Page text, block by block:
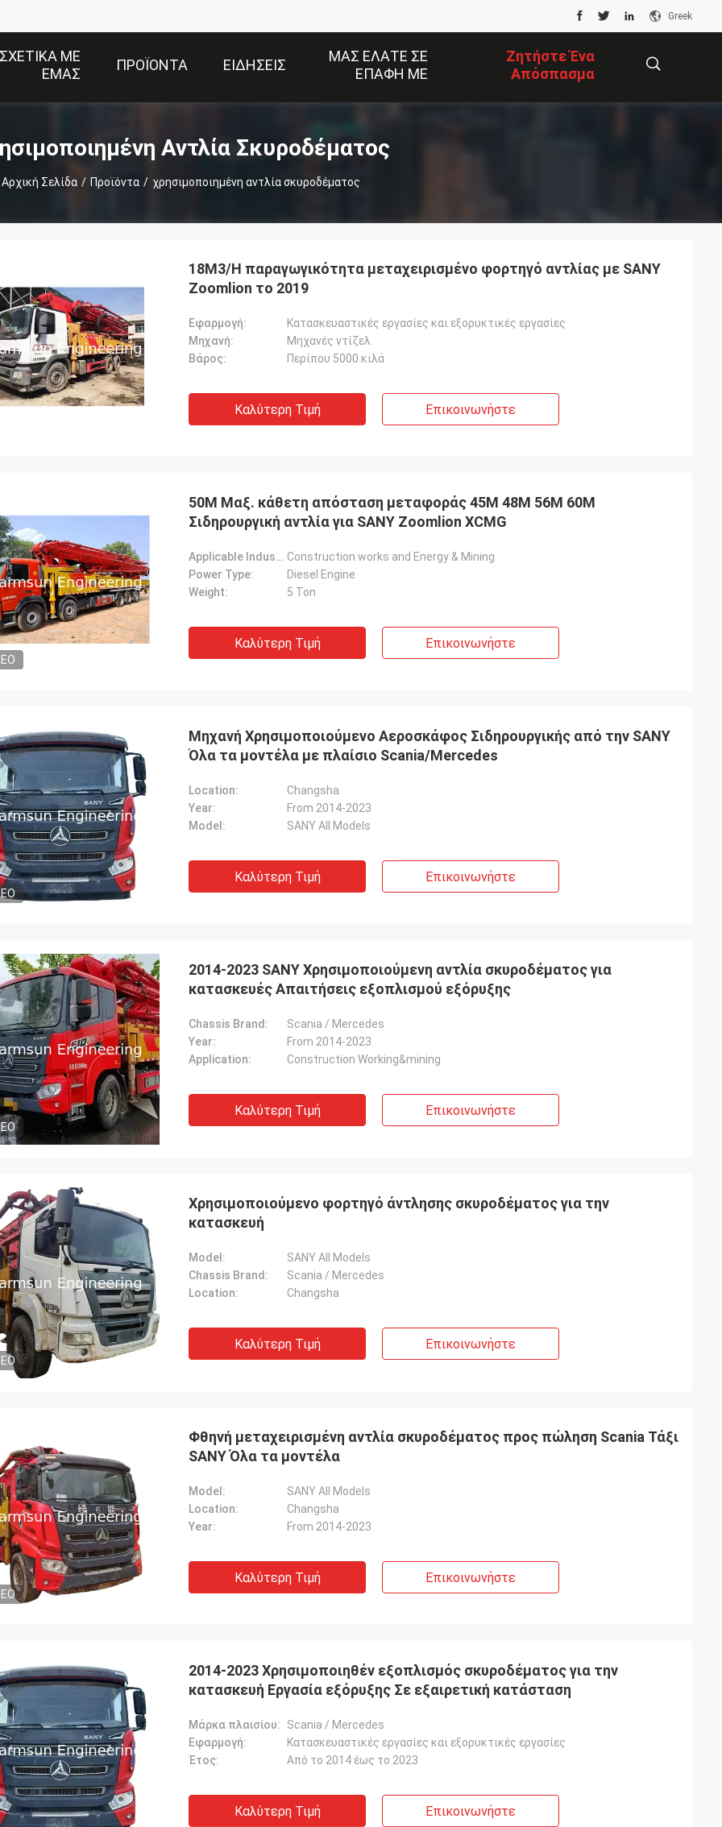
Greek
ΣΧΕΤΙΚΆ ΜΕ
ΕΜΆΣ
ΠΡΟΪΌΝΤΑ ΕΙΔΉΣΕΙΣ
ΜΑΣ ΕΛΆΤΕ ΣΕ
ΕΠΑΦΉ ΜΕ
Ζητήστε Ένα
Απόσπασμα
Αντλία Σκυροδέματος
Αρχική Σελίδα / Προϊόντα / χρησιμοποιημένη αντλία σκυροδέματος
Michael
εμπειρία αγοράς. 100% αρχική,
μερών είναι τόσο υψηλή όπως
18M3/H παραγωγικότητα μεταχειρισμένο φορτηγό αντλίας με SANY
Zoomlion το 2019
Εφαρμογή:
Κατασκευαστικές εργασίες και εξορυκτικές εργασίες
Μηχανή:
Μηχανές ντίζελ
Βάρος:
Περίπου 5000 κιλά
Καλύτερη Τιμή Επικοινωνήστε
50M Μαξ. κάθετη απόσταση μεταφοράς 45M 48M 56M 60M
Σιδηρουργική αντλία για SANY Zoomlion XCMG
Applicable Industries: Construction works and Energy & Mining
Power Type:
Diesel Engine
Weight:
5 Ton
Καλύτερη Τιμή Επικοινωνήστε
Μηχανή Χρησιμοποιούμενο Αεροσκάφος Σιδηρουργικής από την SANY
Όλα τα μοντέλα με πλαίσιο Scania/Mercedes
Location:
Changsha
Year:
From 2014-2023
Model:
SANY All Models
Καλύτερη Τιμή Επικοινωνήστε
2014-2023 SANY Χρησιμοποιούμενη αντλία σκυροδέματος για
κατασκευές Απαιτήσεις εξοπλισμού εξόρυξης
Chassis Brand:
Scania / Mercedes
Year:
From 2014-2023
Application:
Construction Working&mining
Καλύτερη Τιμή Επικοινωνήστε
Χρησιμοποιούμενο φορτηγό άντλησης σκυροδέματος για την
κατασκευή
Model:
SANY All Models
Chassis Brand:
Scania / Mercedes
Location:
Changsha
Καλύτερη Τιμή Επικοινωνήστε
Φθηνή μεταχειρισμένη αντλία σκυροδέματος προς πώληση Scania Τάξι
SANY Όλα τα μοντέλα
Model:
SANY All Models
Location:
Changsha
Year:
From 2014-2023
Καλύτερη Τιμή Επικοινωνήστε
2014-2023 Χρησιμοποιηθέν εξοπλισμός σκυροδέματος για την
κατασκευή Εργασία εξόρυξης Σε εξαιρετική κατάσταση
Μάρκα πλαισίου:
Scania / Mercedes
Εφαρμογή:
Κατασκευαστικές εργασίες και εξορυκτικές εργασίες
Έτος:
Από το 2014 έως το 2023
Καλύτερη Τιμή Επικοινωνήστε